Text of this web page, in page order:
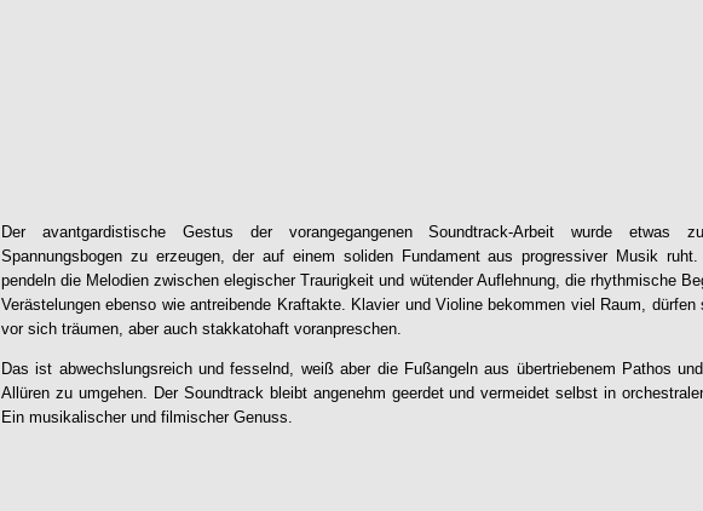
Der avantgardistische Gestus der vorangegangenen Soundtrack-Arbeit wurde etwas
Spannungsbogen zu erzeugen, der auf einem soliden Fundament aus progressiver Musik ruht.
pendeln die Melodien zwischen elegischer Traurigkeit und wütender Auflehnung, die rhythmische
Verästelungen ebenso wie antreibende Kraftakte. Klavier und Violine bekommen viel Raum,
vor sich träumen, aber auch stakkatohaft voranpreschen.
Das ist abwechslungsreich und fesselnd, weiß aber die Fußangeln aus übertriebenem Pathos
Allüren zu umgehen. Der Soundtrack bleibt angenehm geerdet und vermeidet selbst in
Ein musikalischer und filmischer Genuss.